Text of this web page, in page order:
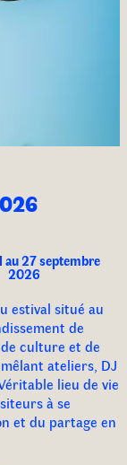
au 27 septembre
2026
estival situé au
de
culture et de
ateliers, DJ
lieu de vie
à se
et du partage en